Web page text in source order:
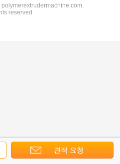
견적 요청
reserved.